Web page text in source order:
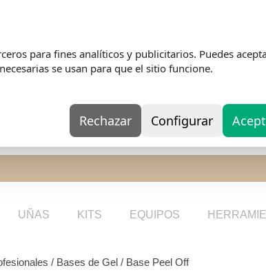
para fines analíticos y publicitarios. Puedes
se usan para que el sitio funcione.
Rechazar Configurar
a 75€ | Entrega en 24H
UÑAS KITS EQUIPOS
/ Bases de Gel / Base Peel Off